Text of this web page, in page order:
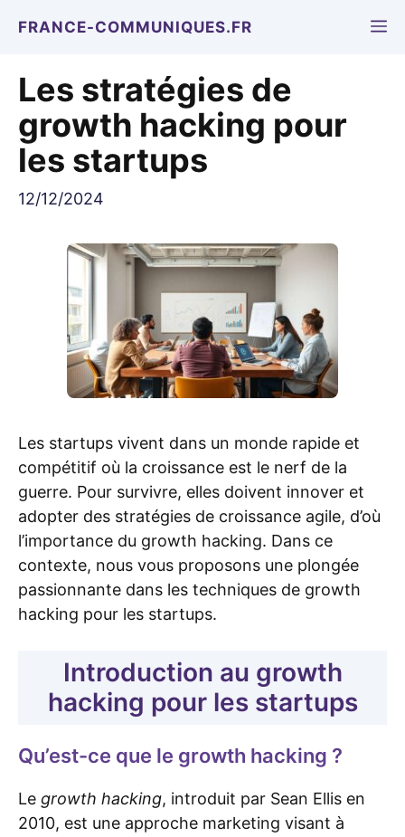
FRANCE-COMMUNIQUES.FR
Les stratégies de
growth hacking pour
les startups
12/12/2024
Les startups vivent dans un monde rapide et
compétitif où la croissance est le nerf de la
guerre. Pour survivre, elles doivent innover et
adopter des stratégies de croissance agile, d’où
l’importance du growth hacking. Dans ce
contexte, nous vous proposons une plongée
passionnante dans les techniques de growth
hacking pour les startups.
Introduction au growth
hacking pour les startups
Qu’est-ce que le growth hacking ?
Le growth hacking, introduit par Sean Ellis en
2010, est une approche marketing visant à